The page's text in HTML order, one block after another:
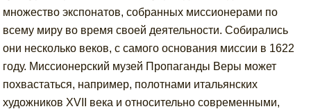
множество экспонатов, собранных миссионерами по
всему миру во время своей деятельности. Собирались
они несколько веков, с самого основания миссии в 1622
году. Миссионерский музей Пропаганды Веры может
похвастаться, например, полотнами итальянских
художников XVII века и относительно современными,